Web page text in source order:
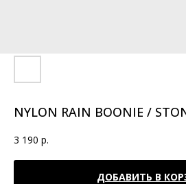
NYLON RAIN BOONIE /
3 190 р.
ДОБАВИТЬ В